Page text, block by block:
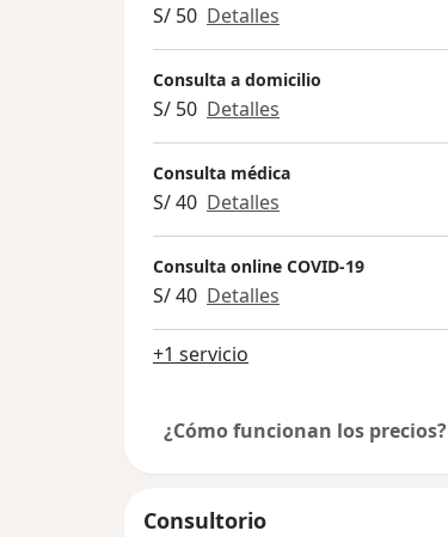
S/ 50 Detalles
Consulta a domicilio
S/ 50 Detalles
Consulta médica
S/ 40 Detalles
Consulta online COVID-19
S/ 40 Detalles
+1 servicio
¿Cómo funcionan los precios?
Consultorio